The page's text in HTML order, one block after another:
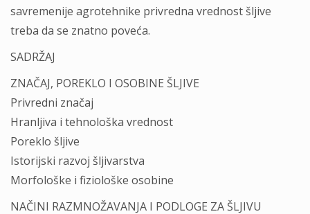
savremenije agrotehnike privredna vrednost šljive
treba da se znatno poveća.
SADRŽAJ
ZNAČAJ, POREKLO I OSOBINE ŠLJIVE
Privredni značaj
Hranljiva i tehnološka vrednost
Poreklo šljive
Istorijski razvoj šljivarstva
Morfološke i fiziološke osobine
NAČINI RAZMNOŽAVANJA I PODLOGE ZA ŠLJIVU